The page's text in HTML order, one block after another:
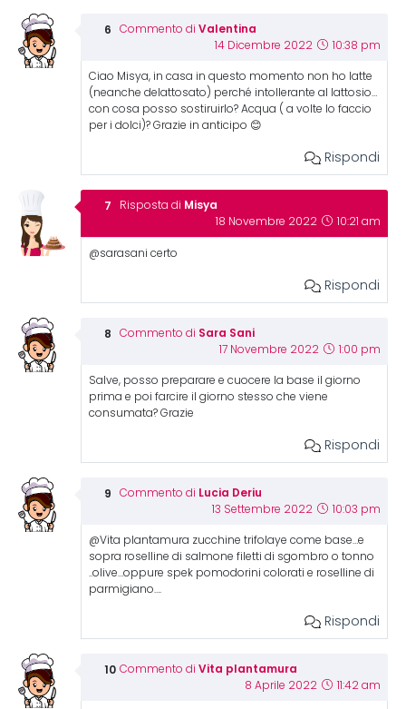
Commento di Valentina
14 Dicembre 2022 10:38 pm
Ciao Misya, in casa in questo momento non ho latte
(neanche delattosato) perché intollerante al lattosio…
con cosa posso sostiruirlo? Acqua ( a volte lo faccio
per i dolci)? Grazie in anticipo 😊
Rispondi
Risposta di Misya
18 Novembre 2022 10:21 am
@sarasani certo
Rispondi
Commento di Sara Sani
17 Novembre 2022 1:00 pm
Salve, posso preparare e cuocere la base il giorno
prima e poi farcire il giorno stesso che viene
consumata? Grazie
Rispondi
Commento di Lucia Deriu
13 Settembre 2022 10:03 pm
@Vita plantamura zucchine trifolaye come base…e
sopra roselline di salmone filetti di sgombro o tonno
..olive…oppure spek pomodorini colorati e roselline di
parmigiano….
Rispondi
Commento di Vita plantamura
8 Aprile 2022 11:42 am